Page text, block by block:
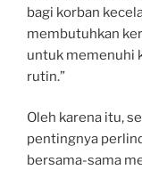
bagi korban
membutuhkan
untuk memenuhi
rutin.”
Oleh karena itu,
pentingnya
bersama-sama